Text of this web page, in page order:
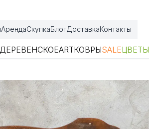
АрендаСкупкаБлогДоставкаКонтакты
ДЕРЕВЕНСКОЕARTКОВРЫSALEЦВЕТЫ